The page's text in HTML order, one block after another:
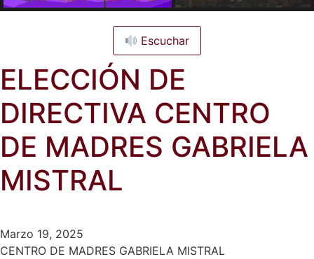
Escuchar
ELECCIÓN DE
DIRECTIVA CENTRO
DE MADRES GABRIELA
MISTRAL
Marzo 19, 2025
CENTRO DE MADRES GABRIELA MISTRAL